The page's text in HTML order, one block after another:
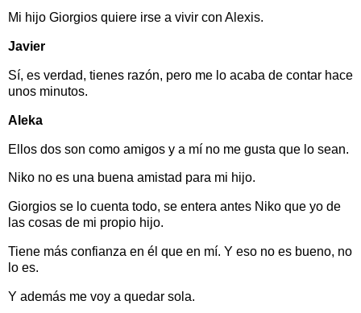
Mi hijo Giorgios quiere irse a vivir con Alexis.
Javier
Sí, es verdad, tienes razón, pero me lo acaba de contar hace
unos minutos.
Aleka
Ellos dos son como amigos y a mí no me gusta que lo sean.
Niko no es una buena amistad para mi hijo.
Giorgios se lo cuenta todo, se entera antes Niko que yo de
las cosas de mi propio hijo.
Tiene más confianza en él que en mí. Y eso no es bueno, no
lo es.
Y además me voy a quedar sola.